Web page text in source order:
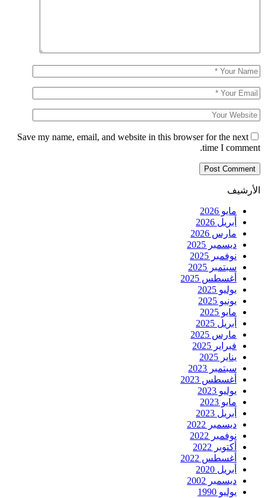
Save my name, email, and website in this browser for the next
time I comment.
الأرشيف
مايو 2026
أبريل 2026
مارس 2026
ديسمبر 2025
نوفمبر 2025
سبتمبر 2025
أغسطس 2025
يوليو 2025
يونيو 2025
مايو 2025
أبريل 2025
مارس 2025
فبراير 2025
يناير 2025
سبتمبر 2023
أغسطس 2023
يوليو 2023
مايو 2023
أبريل 2023
ديسمبر 2022
نوفمبر 2022
أكتوبر 2022
أغسطس 2022
أبريل 2020
ديسمبر 2002
يوليو 1990